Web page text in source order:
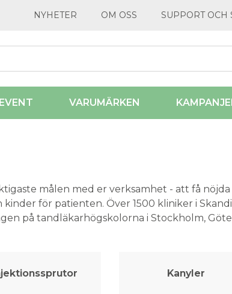
NYHETER OM OSS SUPPORT OCH
VARUMÄRKEN
målen med er verksamhet - att få
för patienten. Över 1500 kliniker i
på tandläkarhögskolorna i Stockholm,
Kanyler